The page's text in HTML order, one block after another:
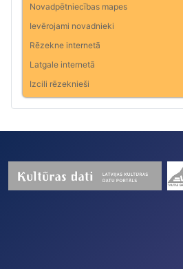
Novadpētniecības mapes
Ievērojami novadnieki
Rēzekne internetā
Latgale internetā
Izcili rēzeknieši